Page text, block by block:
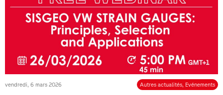
vendredi, 6 mars 2026 Autres actualités, Evénements